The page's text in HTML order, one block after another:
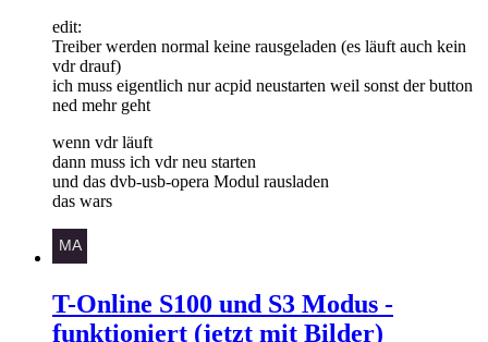
edit:
Treiber werden normal keine rausgeladen (es läuft auch kein
vdr drauf)
ich muss eigentlich nur acpid neustarten weil sonst der button
ned mehr geht
wenn vdr läuft
dann muss ich vdr neu starten
und das dvb-usb-opera Modul rausladen
das wars
T-Online S100 und S3 Modus -
funktioniert (jetzt mit Bilder)